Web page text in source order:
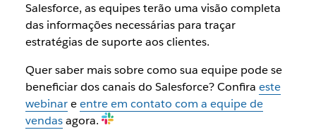
Salesforce, as equipes terão uma visão completa
das informações necessárias para traçar
estratégias de suporte aos clientes.
Quer saber mais sobre como sua equipe pode se
beneficiar dos canais do Salesforce? Confira este
webinareentre em contato com a equipe de
vendasagora.